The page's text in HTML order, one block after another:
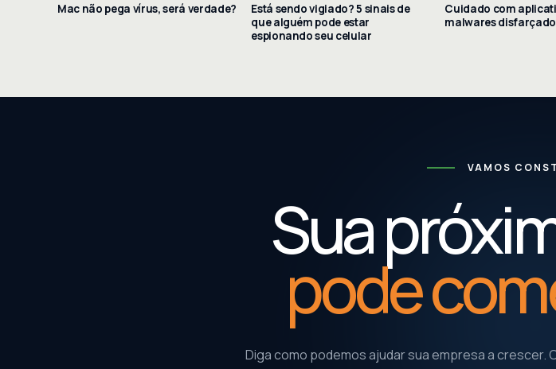
Mac não pega vírus, será verdade?
Está sendo vigiado? 5 sinais de
que alguém pode estar
espionando seu celular
Cuidado com
malwares
VAMOS
Sua
pode
Diga como podemos ajudar sua empresa a